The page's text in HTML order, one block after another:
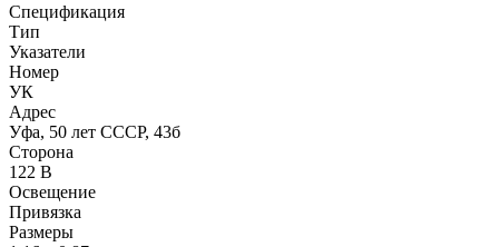
Спецификация
Тип
Указатели
Номер
УК
Адрес
Уфа, 50 лет СССР, 43б
Сторона
122 В
Освещение
Привязка
Размеры